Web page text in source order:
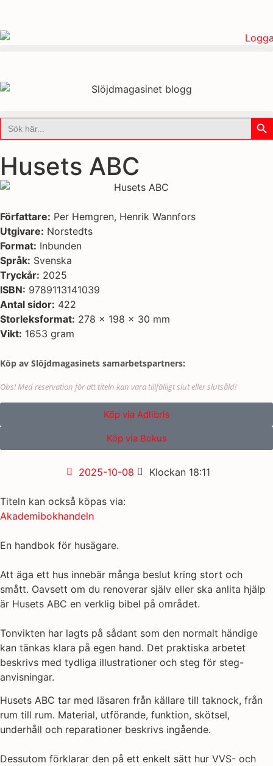
Sök
efter:
Husets ABC
Författare: Per Hemgren, Henrik Wannfors
Utgivare: Norstedts
Format: Inbunden
Språk: Svenska
Tryckår: 2025
ISBN: 9789113141039
Antal sidor: 422
Storleksformat: 278 x 198 x 30 mm
Vikt: 1653 gram
Köp av Slöjdmagasinets samarbetspartners:
Obs! Med reservation för att titeln kan vara tillfälligt slut eller slutsåld!
Köp via Adlibris
Köp via Bokus
2025-10-08 Klockan 18:11
Titeln kan också köpas via:
Akademibokhandeln
En handbok för husägare.
Att äga ett hus innebär många beslut kring stort och
smått. Oavsett om du renoverar själv eller ska anlita hjälp
är Husets ABC en verklig bibel på området.
Tonvikten har lagts på sådant som den normalt händige
kan tänkas klara på egen hand. Det praktiska arbetet
beskrivs med tydliga illustrationer och steg för steg-
anvisningar.
Husets ABC tar med läsaren från källare till taknock, från
rum till rum. Material, utförande, funktion, skötsel,
underhåll och reparationer beskrivs ingående.
Dessutom förklarar den på ett enkelt sätt hur VVS- och